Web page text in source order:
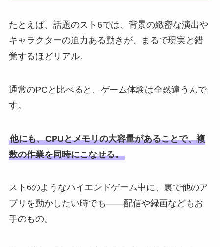
たとえば、話題のスト6では、背景の緻密な演出や
キャラクターの迫力ある動きが、まるで現実と錯
覚するほどリアル。
通常のPCと比べると、ゲーム体験は全然違うんで
す。
他にも、CPUとメモリの大容量があることで、複
数の作業を同時にこなせる。
スト6のようなハイエンドゲーム中に、裏で他のア
プリを動かしたい時でも――配信や録画などもお
手のもの。